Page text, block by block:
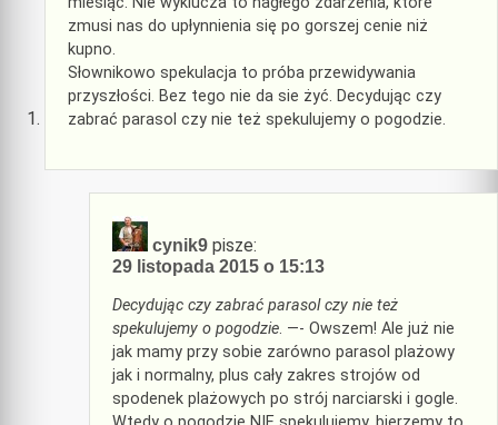
zmusi nas do upłynnienia się po gorszej cenie niż
kupno.
Słownikowo spekulacja to próba przewidywania
przyszłości. Bez tego nie da sie żyć. Decydując czy
zabrać parasol czy nie też spekulujemy o pogodzie.
cynik9 pisze:
29 listopada 2015 o 15:13
Decydując czy zabrać parasol czy nie też
spekulujemy o pogodzie. —- Owszem! Ale już nie
jak mamy przy sobie zarówno parasol plażowy
jak i normalny, plus cały zakres strojów od
spodenek plażowych po strój narciarski i gogle.